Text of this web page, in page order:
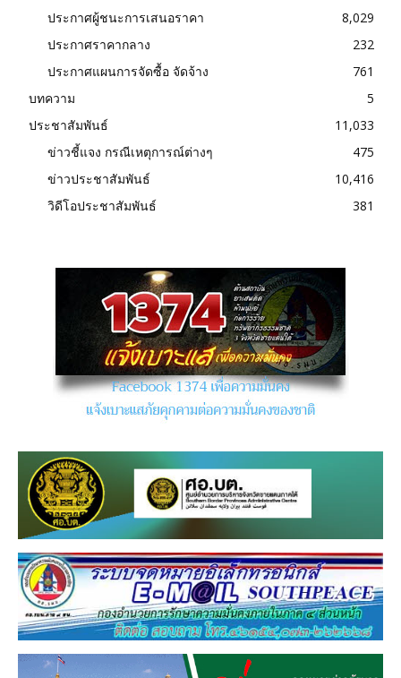
ประกาศผู้ชนะการเสนอราคา
8,029
ประกาศราคากลาง
232
ประกาศแผนการจัดซื้อ จัดจ้าง
761
บทความ
5
ประชาสัมพันธ์
11,033
ข่าวชี้แจง กรณีเหตุการณ์ต่างๆ
475
ข่าวประชาสัมพันธ์
10,416
วิดีโอประชาสัมพันธ์
381